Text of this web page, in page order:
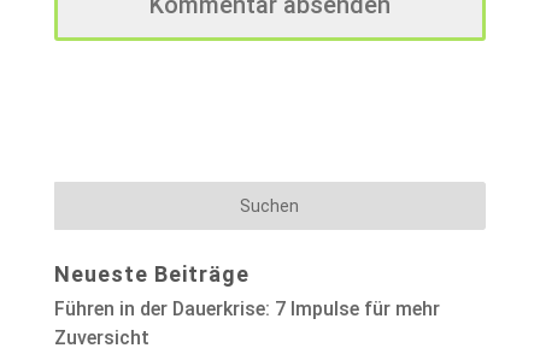
Neueste Beiträge
Führen in der Dauerkrise: 7 Impulse für mehr
Zuversicht